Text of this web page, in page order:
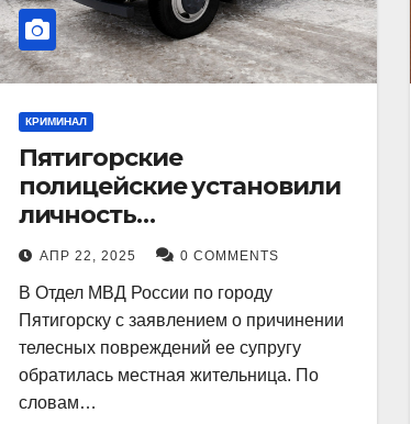
КРИМИНАЛ
Пятигорские
полицейские установили
личность
злоумышленника,
причинившего телесные
повреждения местному
жителю
АПР 22, 2025 0 COMMENTS
В Отдел МВД России по городу
Пятигорску с заявлением о причинении
телесных повреждений ее супругу
обратилась местная жительница. По
словам…